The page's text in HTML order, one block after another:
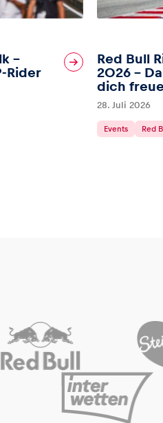
–
Rider
Red Bull
2026 –
dich
28. Juli 2026
Events Red